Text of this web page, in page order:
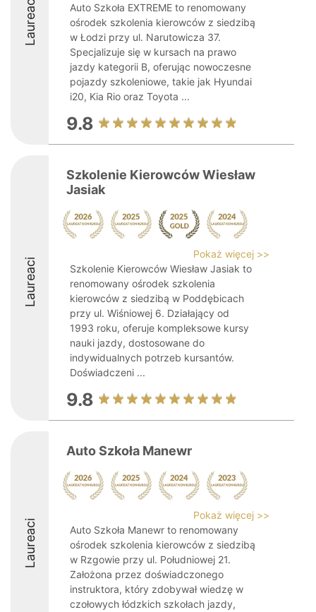
Laureaci
Auto Szkoła EXTREME to renomowany
ośrodek szkolenia kierowców z siedzibą
w Łodzi przy ul. Narutowicza 37.
Specjalizuje się w kursach na prawo
jazdy kategorii B, oferując nowoczesne
pojazdy szkoleniowe, takie jak Hyundai
i20, Kia Rio oraz Toyota ...
9.8
Laureaci
Szkolenie Kierowców Wiesław
Jasiak
Pokaż więcej >>
Szkolenie Kierowców Wiesław Jasiak to
renomowany ośrodek szkolenia
kierowców z siedzibą w Poddębicach
przy ul. Wiśniowej 6. Działający od
1993 roku, oferuje kompleksowe kursy
nauki jazdy, dostosowane do
indywidualnych potrzeb kursantów.
Doświadczeni ...
9.8
Laureaci
Auto Szkoła Manewr
Pokaż więcej >>
Auto Szkoła Manewr to renomowany
ośrodek szkolenia kierowców z siedzibą
w Rzgowie przy ul. Południowej 21.
Założona przez doświadczonego
instruktora, który zdobywał wiedzę w
czołowych łódzkich szkołach jazdy,